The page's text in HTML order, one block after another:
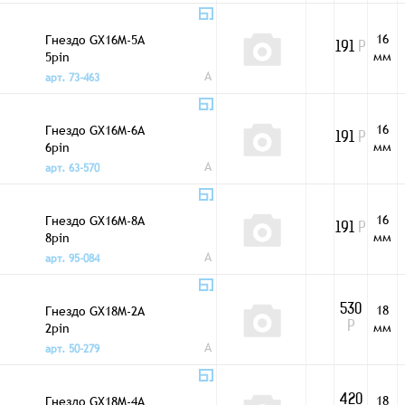
Гнездо GX16M-5A
5pin
арт. 73-463
A
191 Р
16
мм
Гнездо GX16M-6A
6pin
арт. 63-570
A
191 Р
16
мм
Гнездо GX16M-8A
8pin
арт. 95-084
A
191 Р
16
мм
Гнездо GX18M-2A
2pin
арт. 50-279
A
530
Р
18
мм
Гнездо GX18M-4A 420 18